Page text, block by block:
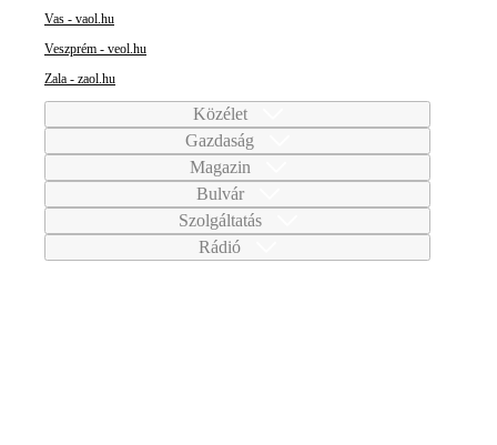
Vas - vaol.hu
Veszprém - veol.hu
Zala - zaol.hu
Közélet
Gazdaság
Magazin
Bulvár
Szolgáltatás
Rádió